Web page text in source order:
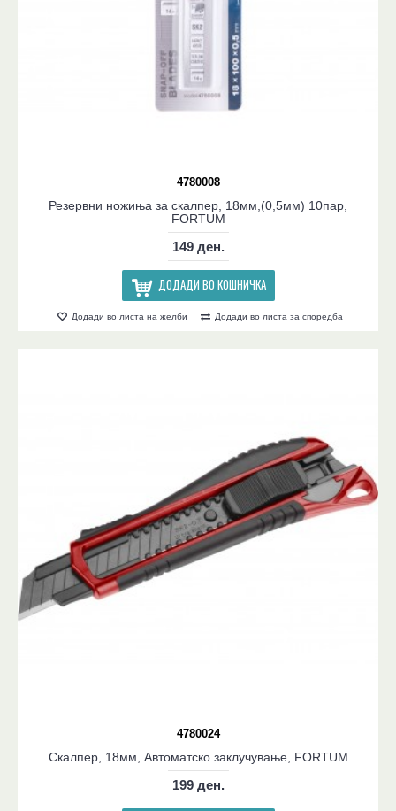
4780008
Резервни ножиња за скалпер, 18мм,(0,5мм) 10пар,
FORTUM
149 ден.
ДОДАДИ ВО КОШНИЧКА
Додади во листа на желби Додади во листа за споредба
4780024
Скалпер, 18мм, Автоматско заклучување, FORTUM
199 ден.